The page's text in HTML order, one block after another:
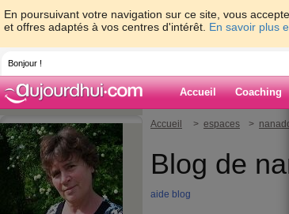
En poursuivant votre navigation sur ce site, vous
et offres adaptés à vos centres d'intérêt. En savoir plus
Bonjour !
Accueil Coaching
Accueil > espaces >
Blog de
aide blog